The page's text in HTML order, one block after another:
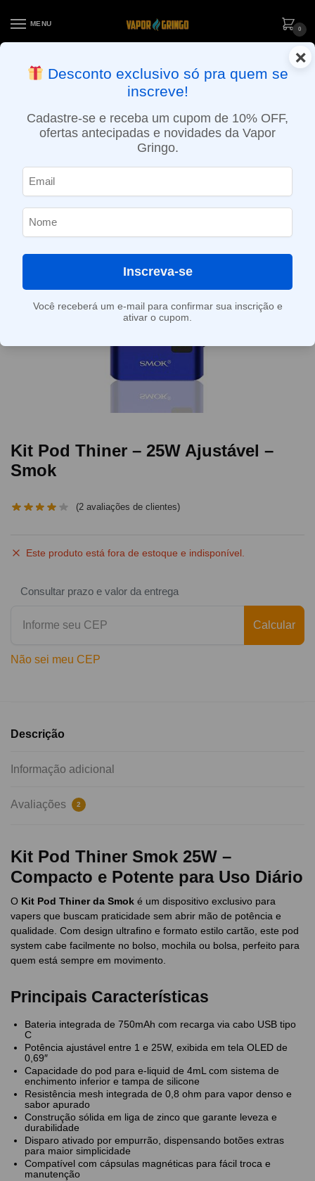
MENU
0
ENTREGA NO MESMO DIA EM SÃO PAULO (SEG A SEX): PEDIDOS
APROVADOS ATÉ 15:30 VIA MOTOBOY
Kit Pod Thiner – 25W Ajustável –
Smok
(2 avaliações de clientes)
Este produto está fora de estoque e indisponível.
Consultar prazo e valor da entrega
Calcular
Não sei meu CEP
Descrição
Informação adicional
Avaliações 2
Kit Pod Thiner Smok 25W –
Compacto e Potente para Uso Diário
O Kit Pod Thiner da Smok é um dispositivo exclusivo para
vapers que buscam praticidade sem abrir mão de potência e
qualidade. Com design ultrafino e formato estilo cartão, este pod
system cabe facilmente no bolso, mochila ou bolsa, perfeito para
quem está sempre em movimento.
Principais Características
Bateria integrada de 750mAh com recarga via cabo USB tipo
C
Potência ajustável entre 1 e 25W, exibida em tela OLED de
0,69″
Capacidade do pod para e-liquid de 4mL com sistema de
enchimento inferior e tampa de silicone
Resistência mesh integrada de 0,8 ohm para vapor denso e
sabor apurado
Construção sólida em liga de zinco que garante leveza e
durabilidade
Disparo ativado por empurrão, dispensando botões extras
para maior simplicidade
Compatível com cápsulas magnéticas para fácil troca e
manutenção
×
Desconto exclusivo só pra quem se
inscreve!
Cadastre-se e receba um cupom de 10% OFF,
ofertas antecipadas e novidades da Vapor
Gringo.
Inscreva-se
Você receberá um e-mail para confirmar sua inscrição e
ativar o cupom.